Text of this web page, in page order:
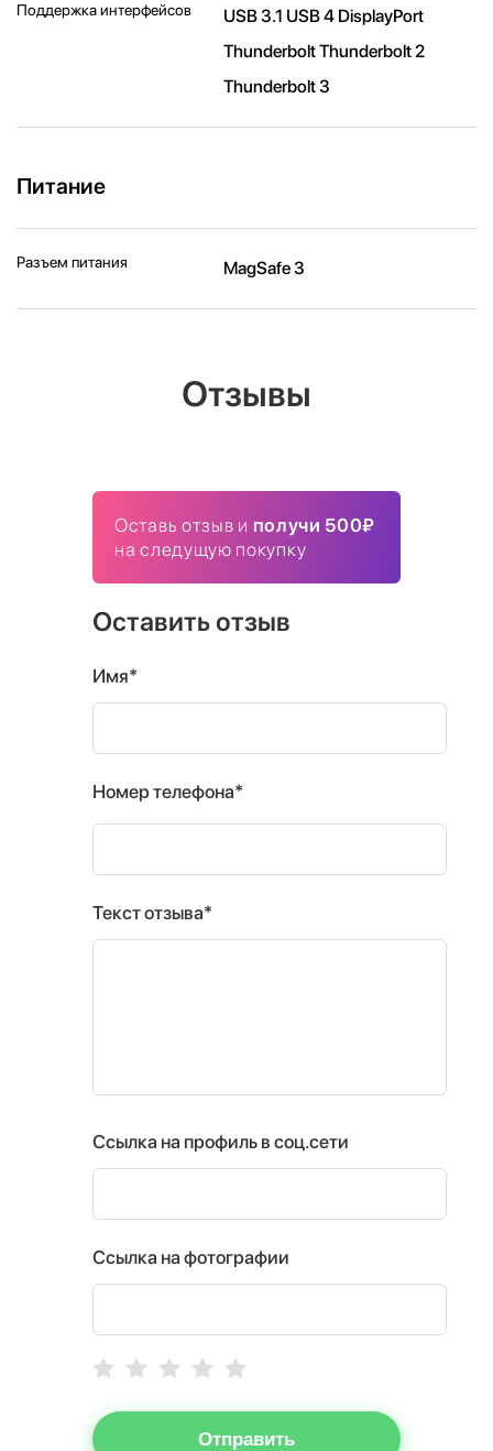
Поддержка интерфейсов
USB 3.1 USB 4 DisplayPort
Thunderbolt Thunderbolt 2
Thunderbolt 3
Питание
Разъем питания MagSafe 3
Отзывы
Оставь отзыв и получи 500₽
на следущую покупку
Оставить отзыв
Имя*
Номер телефона*
Текст отзыва*
Ссылка на профиль в соц.сети
Ссылка на фотографии
Отправить